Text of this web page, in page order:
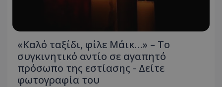
«Καλό ταξίδι, φίλε Μάικ…» – Το
συγκινητικό αντίο σε αγαπητό
πρόσωπο της εστίασης - Δείτε
φωτογραφία του